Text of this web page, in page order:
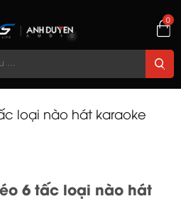
0
loại nào hát karaoke
6 tấc loại nào hát